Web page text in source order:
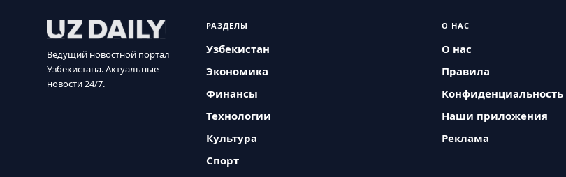
Ведущий новостной портал
Узбекистана. Актуальные
новости 24/7.
РАЗДЕЛЫ
Узбекистан
Экономика
Финансы
Технологии
Культура
Спорт
О НАС
О нас
Правила
Конфиденциальность
Наши приложения
Реклама